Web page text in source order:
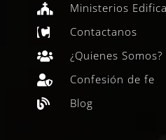
 Ministerios
 Contactanos
 ¿Quienes Somos?
 Confesión de fe
 Blog